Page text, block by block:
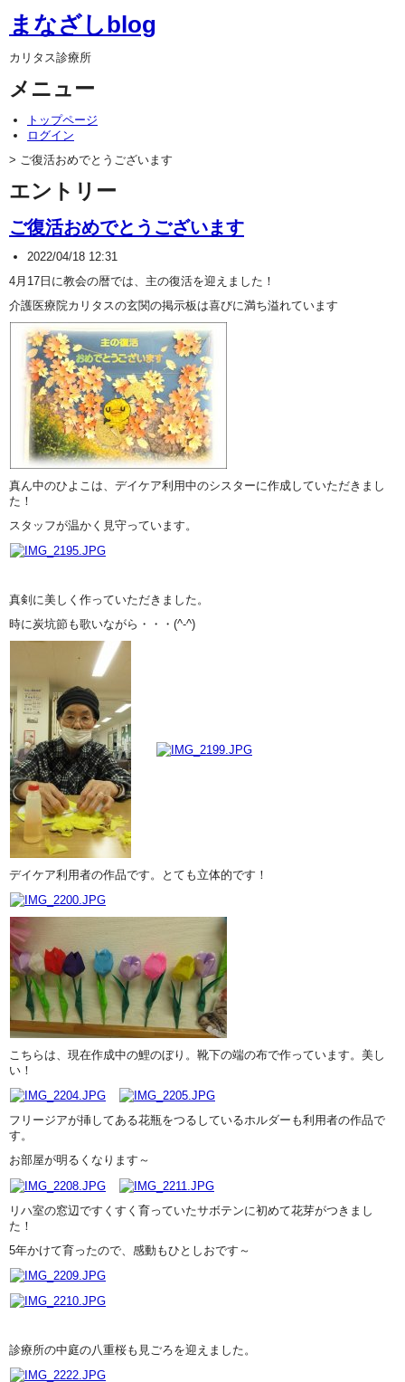
まなざしblog
カリタス診療所
メニュー
トップページ
ログイン
> ご復活おめでとうございます
エントリー
ご復活おめでとうございます
2022/04/18 12:31
4月17日に教会の暦では、主の復活を迎えました！
介護医療院カリタスの玄関の掲示板は喜びに満ち溢れています
真ん中のひよこは、デイケア利用中のシスターに作成していただきまし
た！
スタッフが温かく見守っています。
真剣に美しく作っていただきました。
時に炭坑節も歌いながら・・・(^-^)
デイケア利用者の作品です。とても立体的です！
こちらは、現在作成中の鯉のぼり。靴下の端の布で作っています。美し
い！
フリージアが挿してある花瓶をつるしているホルダーも利用者の作品で
す。
お部屋が明るくなります～
リハ室の窓辺ですくすく育っていたサボテンに初めて花芽がつきまし
た！
5年かけて育ったので、感動もひとしおです～
診療所の中庭の八重桜も見ごろを迎えました。